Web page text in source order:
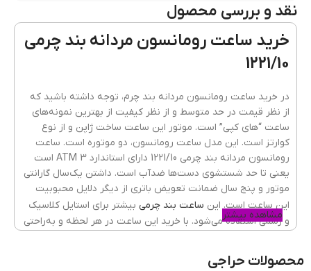
رنگ قاب
جنس قاب
رنگ بند مشکی
جنسیت ساعت مردانه
نقد و بررسی محصول
خرید ساعت رومانسون مردانه بند چرمی
1221/10
در خرید ساعت رومانسون مردانه بند چرم، توجه داشته باشید که
از نظر قیمت در حد متوسط و از نظر کیفیت از بهترین نمونه‌های
ساعت “های کپی” است. موتور این ساعت ساخت ژاپن و از نوع
کوارتز است. این مدل ساعت رومانسون، دو موتوره است. ساعت
رومانسون مردانه بند چرمی 1221/10 دارای استاندارد 3 ATM است
یعنی تا حد شستشوی دست‌ها ضدآب است. داشتن یک‌سال گارانتی
موتور و پنج سال ضمانت تعویض باتری از دیگر دلایل محبوبیت
این ساعت است. این ساعت بند چرمی بیشتر برای استایل کلاسیک
و رسمی استفاده می‌شود. با خرید این ساعت در هر لحظه و به‌راحتی
مشاهده بیشتر
محصولات حراجی